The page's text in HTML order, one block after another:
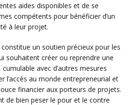
aides disponibles et de se
compétents pour bénéficier d’un
à leur projet.
constitue un soutien précieux pour les
souhaitent créer ou reprendre une
avec d’autres mesures
l’accès au monde entrepreneurial et
financier aux porteurs de projets.
de bien peser le pour et le contre